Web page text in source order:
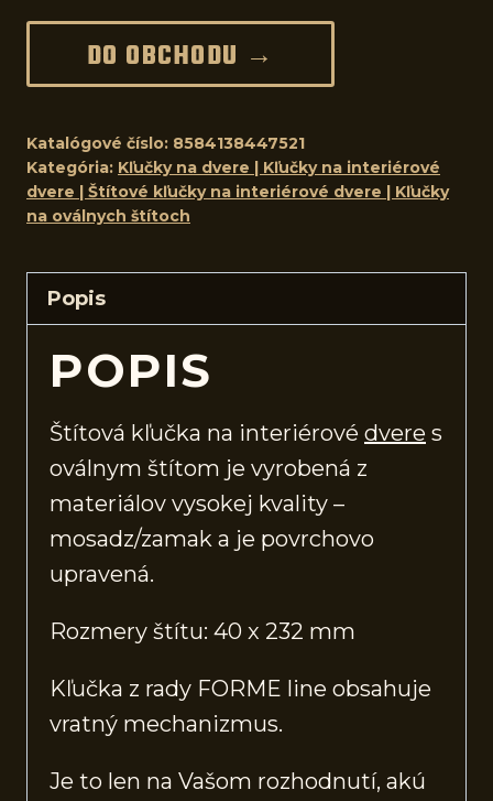
DO OBCHODU →
Katalógové číslo: 8584138447521
Kategória: Kľučky na dvere | Kľučky na interiérové
dvere | Štítové kľučky na interiérové dvere | Kľučky
na oválnych štítoch
Popis
POPIS
Štítová kľučka na interiérové dvere s
oválnym štítom je vyrobená z
materiálov vysokej kvality –
mosadz/zamak a je povrchovo
upravená.
Rozmery štítu: 40 x 232 mm
Kľučka z rady FORME line obsahuje
vratný mechanizmus.
Je to len na Vašom rozhodnutí, akú